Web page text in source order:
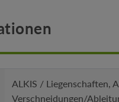
ALKIS / Liegenschaften,
Verschneidungen/